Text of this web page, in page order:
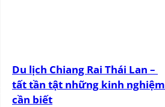
Du lịch Chiang Rai Thái Lan –
tất tần tật những kinh nghiệm
cần biết